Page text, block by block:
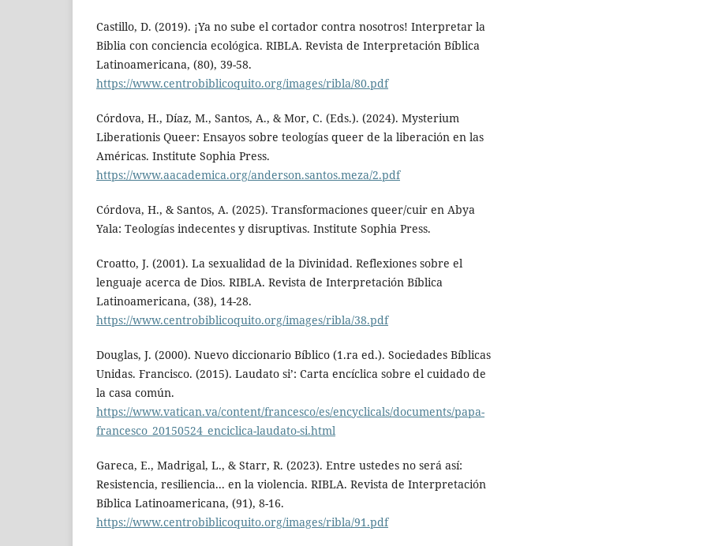
Castillo, D. (2019). ¡Ya no sube el cortador contra nosotros! Interpretar la
Biblia con conciencia ecológica. RIBLA. Revista de Interpretación Bíblica
Latinoamericana, (80), 39-58.
https://www.centrobiblicoquito.org/images/ribla/80.pdf
Córdova, H., Díaz, M., Santos, A., & Mor, C. (Eds.). (2024). Mysterium
Liberationis Queer: Ensayos sobre teologías queer de la liberación en las
Américas. Institute Sophia Press.
https://www.aacademica.org/anderson.santos.meza/2.pdf
Córdova, H., & Santos, A. (2025). Transformaciones queer/cuir en Abya
Yala: Teologías indecentes y disruptivas. Institute Sophia Press.
Croatto, J. (2001). La sexualidad de la Divinidad. Reflexiones sobre el
lenguaje acerca de Dios. RIBLA. Revista de Interpretación Bíblica
Latinoamericana, (38), 14-28.
https://www.centrobiblicoquito.org/images/ribla/38.pdf
Douglas, J. (2000). Nuevo diccionario Bíblico (1.ra ed.). Sociedades Bíblicas
Unidas. Francisco. (2015). Laudato si’: Carta encíclica sobre el cuidado de
la casa común.
https://www.vatican.va/content/francesco/es/encyclicals/documents/papa-
francesco_20150524_enciclica-laudato-si.html
Gareca, E., Madrigal, L., & Starr, R. (2023). Entre ustedes no será así:
Resistencia, resiliencia... en la violencia. RIBLA. Revista de Interpretación
Bíblica Latinoamericana, (91), 8-16.
https://www.centrobiblicoquito.org/images/ribla/91.pdf